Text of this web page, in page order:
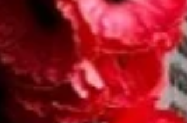
前天星碼頭爆發。 但身為00後尾水嘅各位同學仔，